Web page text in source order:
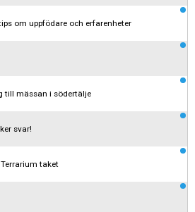
om uppfödare och erfarenheter
till mässan i södertälje
svar!
taket